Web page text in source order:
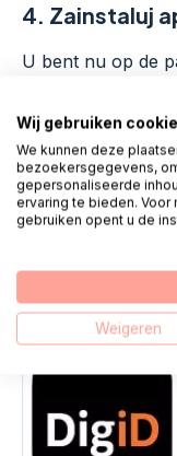
4. Zainstaluj
U bent nu op de
Druk hierop om
Wanneer de app
app te openen of
Druk op openen
Wij gebruiken
We kunnen deze
bezoekersgegevens,
gepersonaliseerde
ervaring te bieden.
gebruiken opent u de
Weigeren